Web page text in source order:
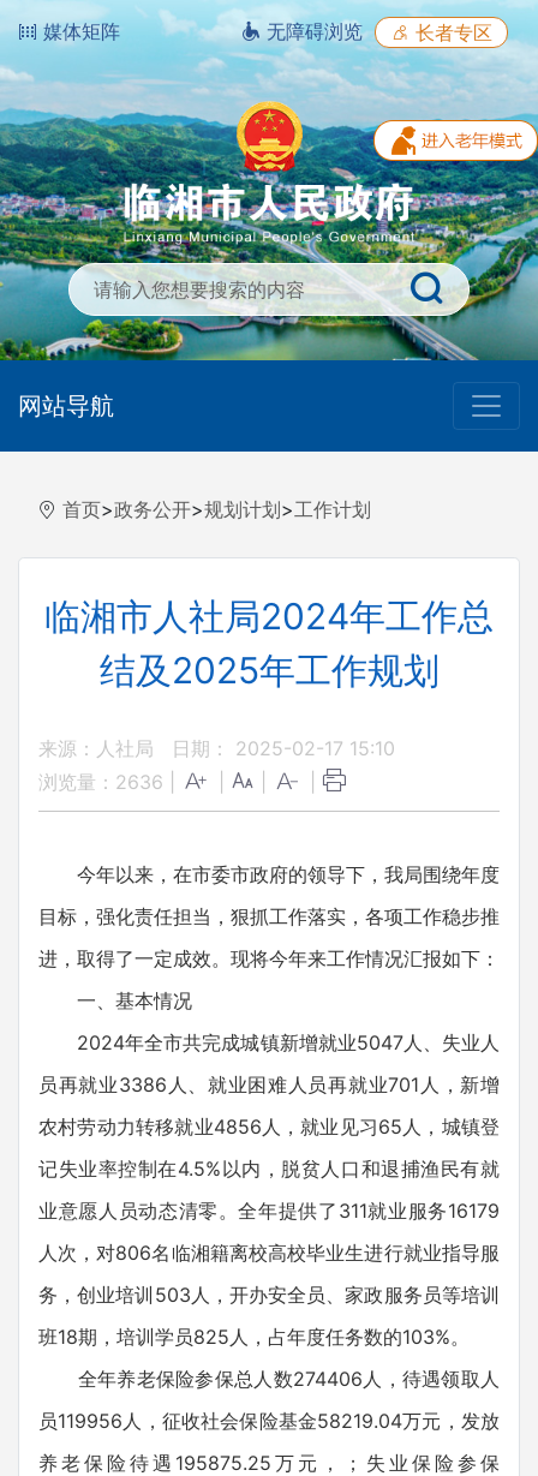
媒体矩阵 无障碍浏览 长者专区
网站导航
首页>政务公开>规划计划>工作计划
临湘市人社局2024年工作总
结及2025年工作规划
来源：人社局
日期： 2025-02-17 15:10
浏览量： 2636
今年以来，在市委市政府的领导下，我局围绕年度
目标，强化责任担当，狠抓工作落实，各项工作稳步推
进，取得了一定成效。现将今年来工作情况汇报如下：
一、基本情况
2024年全市共完成城镇新增就业5047人、失业人
员再就业3386人、就业困难人员再就业701人，新增
农村劳动力转移就业4856人，就业见习65人，城镇登
记失业率控制在4.5%以内，脱贫人口和退捕渔民有就
业意愿人员动态清零。全年提供了311就业服务16179
人次，对806名临湘籍离校高校毕业生进行就业指导服
务，创业培训503人，开办安全员、家政服务员等培训
班18期，培训学员825人，占年度任务数的103%。
全年养老保险参保总人数274406人，待遇领取人
员119956人，征收社会保险基金58219.04万元，发放
养老保险待遇195875.25万元，；失业保险参保